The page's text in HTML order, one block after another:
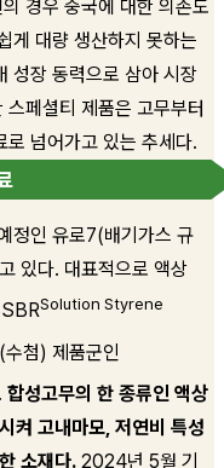
경우 중국에 대한 의존도
게 대량 생산하지 못하는
성장 동력으로 삼아 시장
페셜티 제품은 고무부터
로 넘어가고 있는 추세다.
정인 유로7(배기가스 규
있다. 대표적으로 액상
Solution Styrene
첨) 제품군인
합성고무의 한 종류인 액상
켜 고내마모, 저연비 특성
소재다. 2024년 5월 기